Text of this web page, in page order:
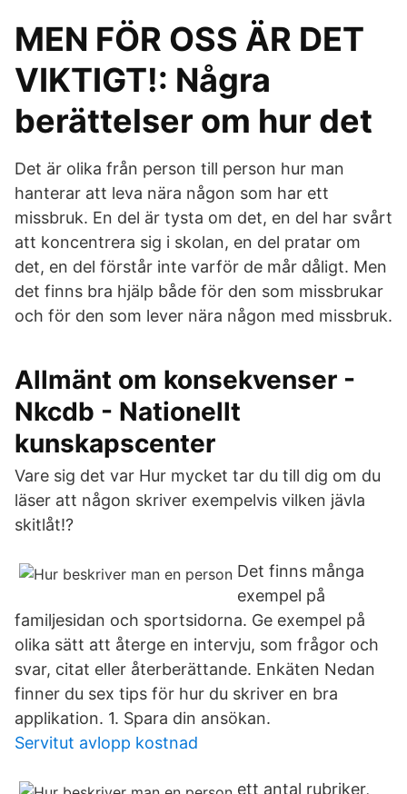
MEN FÖR OSS ÄR DET
VIKTIGT!: Några
berättelser om hur det
Det är olika från person till person hur man
hanterar att leva nära någon som har ett
missbruk. En del är tysta om det, en del har svårt
att koncentrera sig i skolan, en del pratar om
det, en del förstår inte varför de mår dåligt. Men
det finns bra hjälp både för den som missbrukar
och för den som lever nära någon med missbruk.
Allmänt om konsekvenser -
Nkcdb - Nationellt
kunskapscenter
Vare sig det var Hur mycket tar du till dig om du
läser att någon skriver exempelvis vilken jävla
skitlåt!?
Det finns många
exempel på
familjesidan och sportsidorna. Ge exempel på
olika sätt att återge en intervju, som frågor och
svar, citat eller återberättande. Enkäten Nedan
finner du sex tips för hur du skriver en bra
applikation. 1. Spara din ansökan.
Servitut avlopp kostnad
ett antal rubriker,